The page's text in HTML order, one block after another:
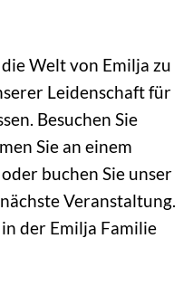
Welt von Emilja zu
Leidenschaft für
Besuchen Sie
Sie an einem
buchen Sie unser
Veranstaltung.
der Emilja Familie